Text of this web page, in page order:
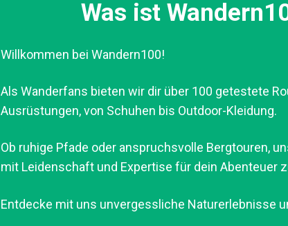
Was ist
Willkommen bei Wandern100!
Als Wanderfans bieten wir dir über 100 getestete
Ausrüstungen, von Schuhen bis Outdoor-Kleidung.
Ob ruhige Pfade oder anspruchsvolle Bergtouren,
mit Leidenschaft und Expertise für dein Abenteuer
Entdecke mit uns unvergessliche Naturerlebnisse